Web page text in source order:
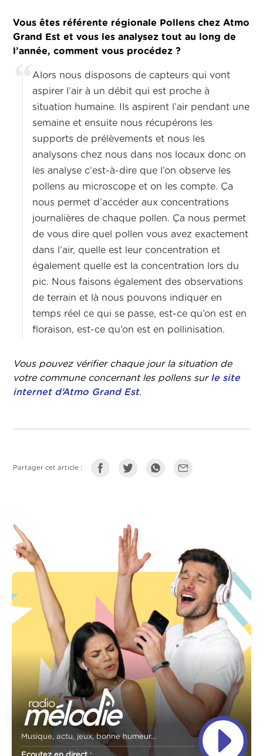
Vous êtes référente régionale Pollens chez Atmo
Grand Est et vous les analysez tout au long de
l’année, comment vous procédez ?
Alors nous disposons de capteurs qui vont
aspirer l’air à un débit qui est proche à
situation humaine. Ils aspirent l’air pendant une
semaine et ensuite nous récupérons les
supports de prélèvements et nous les
analysons chez nous dans nos locaux donc on
les analyse c‘est-à-dire que l’on observe les
pollens au microscope et on les compte. Ça
nous permet d’accéder aux concentrations
journalières de chaque pollen. Ça nous permet
de vous dire quel pollen vous avez exactement
dans l’air, quelle est leur concentration et
également quelle est la concentration lors du
pic. Nous faisons également des observations
de terrain et là nous pouvons indiquer en
temps réel ce qui se passe, est-ce qu’on est en
floraison, est-ce qu’on est en pollinisation.
Vous pouvez vérifier chaque jour la situation de
votre commune concernant les pollens sur le site
internet d’Atmo Grand Est.
Partager cet article :
Musique, actu, jeux, bonne humeur...